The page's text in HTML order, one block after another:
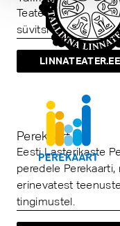
Teater, mis paistab
süvitsi mineva
LINNATEATER.EE
Perekaart
Eesti Lasterikaste
peredele
erinevatest
tingimustel.